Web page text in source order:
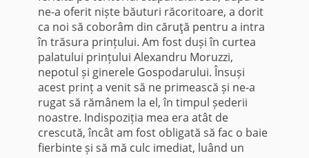
ne-a oferit niște băuturi răcoritoare, a dorit
ca noi să coborâm din căruţă pentru a intra
în trăsura prințului. Am fost duși în curtea
palatului prințului Alexandru Moruzzi,
nepotul și ginerele Gospodarului. Însuși
acest prinț a venit să ne primească și ne-a
rugat să rămânem la el, în timpul șederii
noastre. Indispoziția mea era atât de
crescută, încât am fost obligată să fac o baie
fierbinte și să mă culc imediat, luând un